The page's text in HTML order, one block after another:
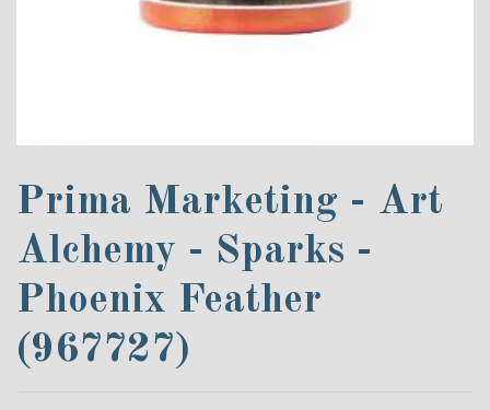
Prima Marketing - Art
Alchemy - Sparks -
Phoenix Feather
(967727)